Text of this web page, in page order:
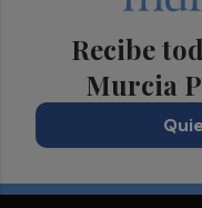
Recibe
Murcia